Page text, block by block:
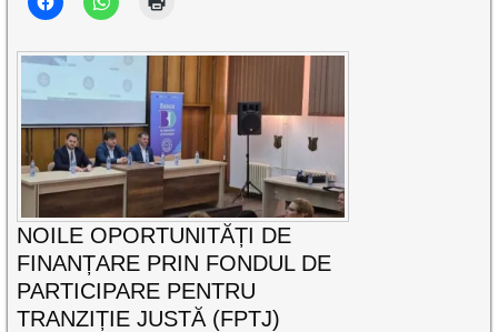
NOILE OPORTUNITĂȚI DE
FINANȚARE PRIN FONDUL DE
PARTICIPARE PENTRU
TRANZIȚIE JUSTĂ (FPTJ)